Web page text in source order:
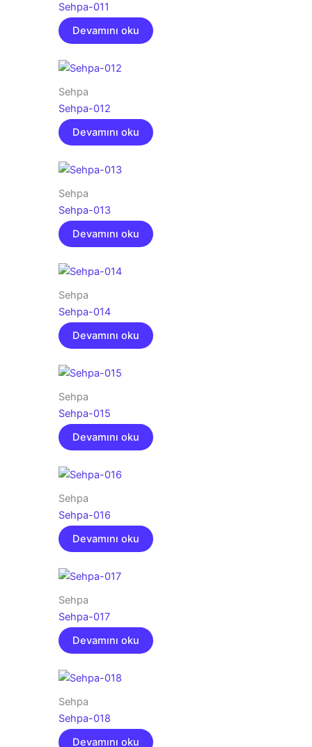
Sehpa-011
Devamını oku
Sehpa
Sehpa-012
Devamını oku
Sehpa
Sehpa-013
Devamını oku
Sehpa
Sehpa-014
Devamını oku
Sehpa
Sehpa-015
Devamını oku
Sehpa
Sehpa-016
Devamını oku
Sehpa
Sehpa-017
Devamını oku
Sehpa
Sehpa-018
Devamını oku